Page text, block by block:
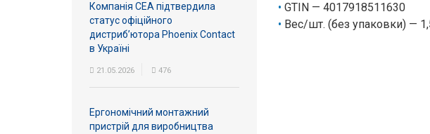
GTIN — 4017918511630
Вес/шт. (без упаковки) —
Компанія СЕА підтвердила
статус офіційного
дистриб’ютора Phoenix Contact
в Україні
21.05.2026 476
Ергономічний монтажний
пристрій для виробництва